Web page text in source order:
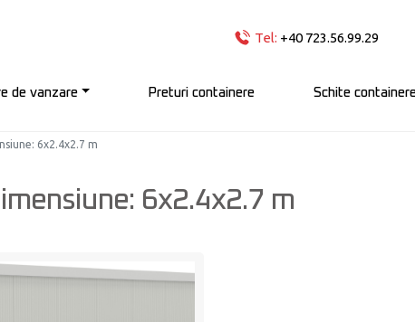
Tel: +40 723.56.99.29
de vanzare Preturi containere Schite
: 6x2.4x2.7 m
6x2.4x2.7 m